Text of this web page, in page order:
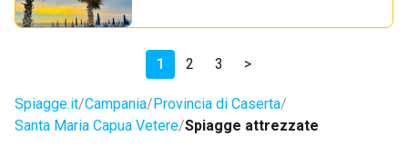
1 2 3 >
Spiagge.it Campania Provincia di Caserta
Santa Maria Capua Vetere Spiagge attrezzate